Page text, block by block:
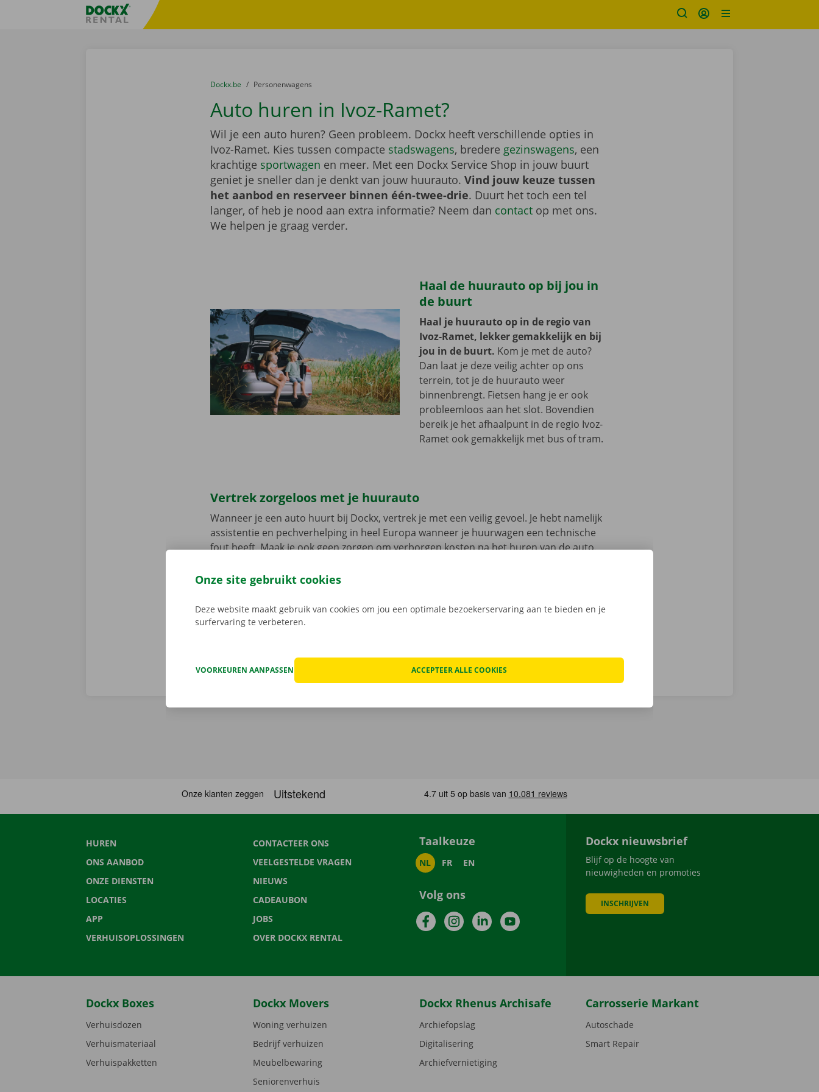
Taalselectie overslaanFratello DEMO
U bevindt zich hier:
van
Dockx.be naar
Personenwagens
Auto huren in Ivoz-Ramet?
Wil je een auto huren? Geen probleem. Dockx heeft verschillende opties in
Ivoz-Ramet. Kies tussen compacte stadswagens, bredere gezinswagens, een
krachtige sportwagen en meer. Met een Dockx Service Shop in jouw buurt
geniet je sneller dan je denkt van jouw huurauto. Vind jouw keuze tussen
het aanbod en reserveer binnen één-twee-drie. Duurt het toch een tel
langer, of heb je nood aan extra informatie? Neem dan contactop met ons.
We helpen je graag verder.
Haal de huurauto op bij jou in
de buurt
Haal je huurauto op in de regio van
Ivoz-Ramet, lekker gemakkelijk en bij
jou in de buurt. Kom je met de auto?
Dan laat je deze veilig achter op ons
terrein, tot je de huurauto weer
binnenbrengt. Fietsen hang je er ook
probleemloos aan het slot. Bovendien
bereik je het afhaalpunt in de regio Ivoz-
Ramet ook gemakkelijk met bus of tram.
Vertrek zorgeloos met je huurauto
Wanneer je een auto huurt bij Dockx, vertrek je met een veilig gevoel. Je hebt namelijk
assistentie en pechverhelping in heel Europa wanneer je huurwagen een technische
fout heeft. Maak je ook geen zorgen om verborgen kosten na het huren van de auto.
persoonlijke service: daar gaan we voor.
HUREN
ONS AANBOD
ONZE DIENSTEN
LOCATIES
APP
VERHUISOPLOSSINGEN
CONTACTEER ONS
VEELGESTELDE VRAGEN
NIEUWS
CADEAUBON
JOBS
OVER DOCKX RENTAL
Taalkeuze
NL FR EN
Volg ons
FacebookInstagramLinkedInYouTube
Dockx nieuwsbrief
Blijf op de hoogte van
nieuwigheden en promoties
INSCHRIJVEN
Dockx Boxes
Verhuisdozen
Verhuismateriaal
Verhuispakketten
Dockx Movers
Woning verhuizen
Bedrijf verhuizen
Meubelbewaring
Seniorenverhuis
Dockx Rhenus Archisafe
Archiefopslag
Digitalisering
Archiefvernietiging
Carrosserie Markant
Autoschade
Smart Repair
Onze site gebruikt cookies
Deze website maakt gebruik van cookies om jou een optimale bezoekerservaring aan te bieden en je
surfervaring te verbeteren.
VOORKEUREN AANPASSEN ACCEPTEER ALLE COOKIES